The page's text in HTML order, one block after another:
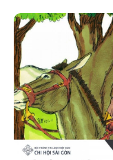
Trang
Giới
Dưỡng
Thư viện